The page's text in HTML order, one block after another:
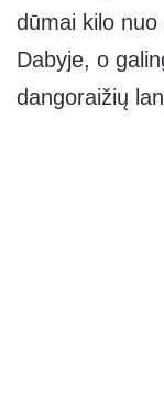
dūmai kilo
Dabyje, o
dangoraižių